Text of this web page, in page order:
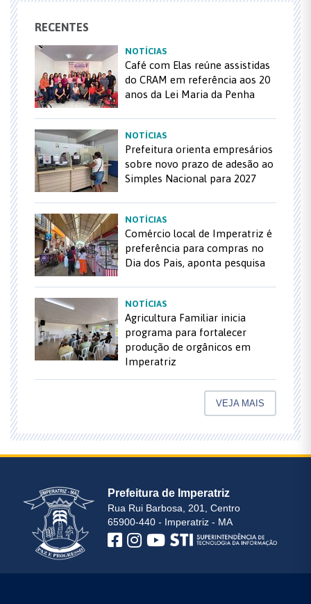
RECENTES
NOTÍCIAS
Café com Elas reúne assistidas
do CRAM em referência aos 20
anos da Lei Maria da Penha
NOTÍCIAS
Prefeitura orienta empresários
sobre novo prazo de adesão ao
Simples Nacional para 2027
NOTÍCIAS
Comércio local de Imperatriz é
preferência para compras no
Dia dos Pais, aponta pesquisa
NOTÍCIAS
Agricultura Familiar inicia
programa para fortalecer
produção de orgânicos em
Imperatriz
VEJA MAIS
Prefeitura de Imperatriz
Rua Rui Barbosa, 201, Centro
65900-440 - Imperatriz - MA